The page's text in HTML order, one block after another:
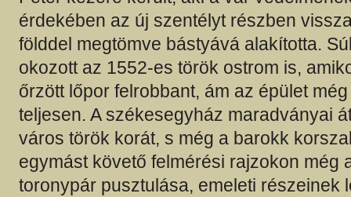
érdekében az új szentélyt részben
földdel megtömve bástyává alakította.
okozott az 1552-es török ostrom is,
őrzött lőpor felrobbant, ám az épület
teljesen. A székesegyház maradványai
város török korát, s még a barokk
egymást követő felmérési rajzokon még
toronypár pusztulása, emeleti részeinek